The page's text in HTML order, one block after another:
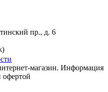
пр., д. 6
магазин. Информация
офертой